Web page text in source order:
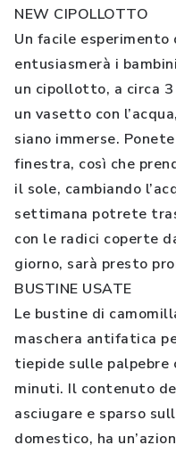
NEW CIPOLLOTTO
Un facile esperimento
entusiasmerà i
un cipollotto, a circa
un vasetto con
siano immerse.
finestra, così che
il sole, cambiando
settimana potrete
con le radici coperte
giorno, sarà presto
BUSTINE USATE
Le bustine di
maschera antifatica
tiepide sulle palpebre
minuti. Il contenuto
asciugare e sparso
domestico, ha